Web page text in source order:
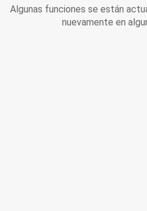
Algunas funciones se están
nuevamente en